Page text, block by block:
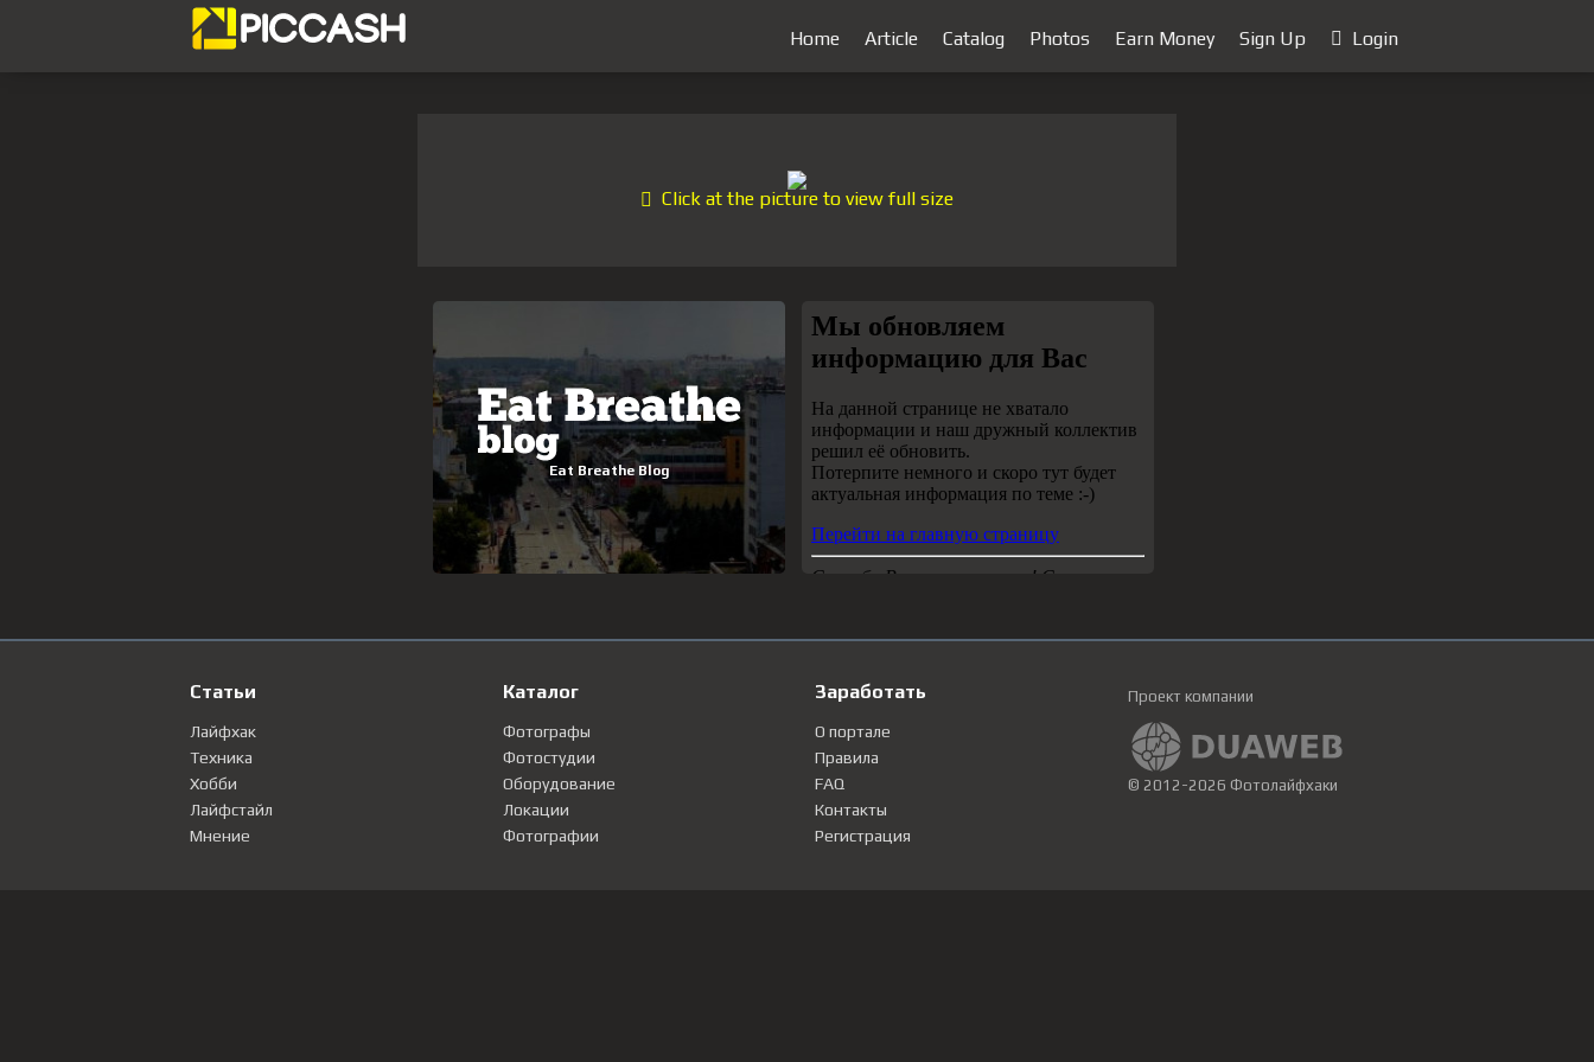
Home Article Catalog Photos Earn Money Sign Up Login
Click at the picture to view full size
Статьи
Лайфхак
Техника
Хобби
Лайфстайл
Мнение
Каталог
Фотографы
Фотостудии
Оборудование
Локации
Фотографии
Заработать
О портале
Правила
FAQ
Контакты
Регистрация
Проект компании
© 2012-2026 Фотолайфхаки